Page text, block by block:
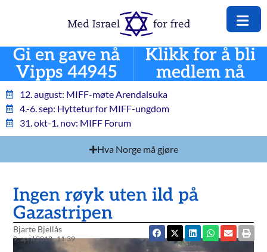
Gi en gave nå
Vipps 44945
Klikk for å bli
medlem nå
12. august: MIFF-møte Arendalsuka
4.-6. sep: Hyttetur for MIFF-ungdom
31. okt-1. nov: MIFF Forum
Hva Norge må gjøre
Ingen røyk uten ild på
Gazastripen
Bjarte Bjellås
9. april 2018 11:39